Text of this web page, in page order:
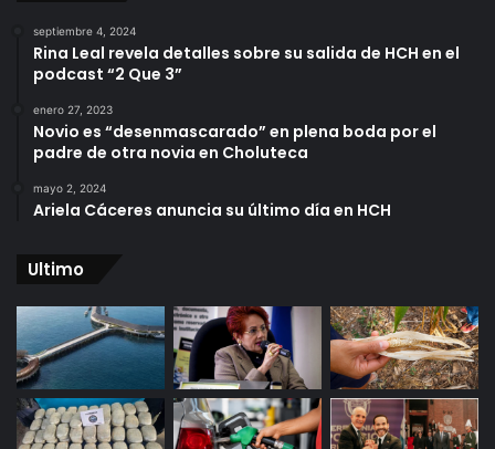
septiembre 4, 2024
Rina Leal revela detalles sobre su salida de HCH en el
podcast “2 Que 3”
enero 27, 2023
Novio es “desenmascarado” en plena boda por el
padre de otra novia en Choluteca
mayo 2, 2024
Ariela Cáceres anuncia su último día en HCH
Ultimo